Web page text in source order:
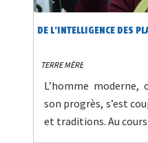
DE L’INTELLIGENCE DES
TERRE MÈRE
L’homme moderne,
son progrès, s’est
et traditions. Au